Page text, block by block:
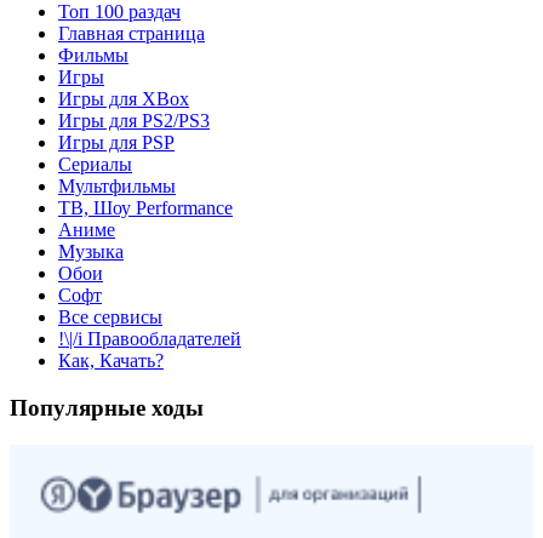
Топ 100 раздач
Главная страница
Фильмы
Игры
Игры для XBox
Игры для PS2/PS3
Игры для PSP
Сериалы
Мультфильмы
ТВ, Шоу Performance
Аниме
Музыка
Обои
Софт
Все сервисы
!\|/i Правообладателей
Как, Качать?
Популярные ходы